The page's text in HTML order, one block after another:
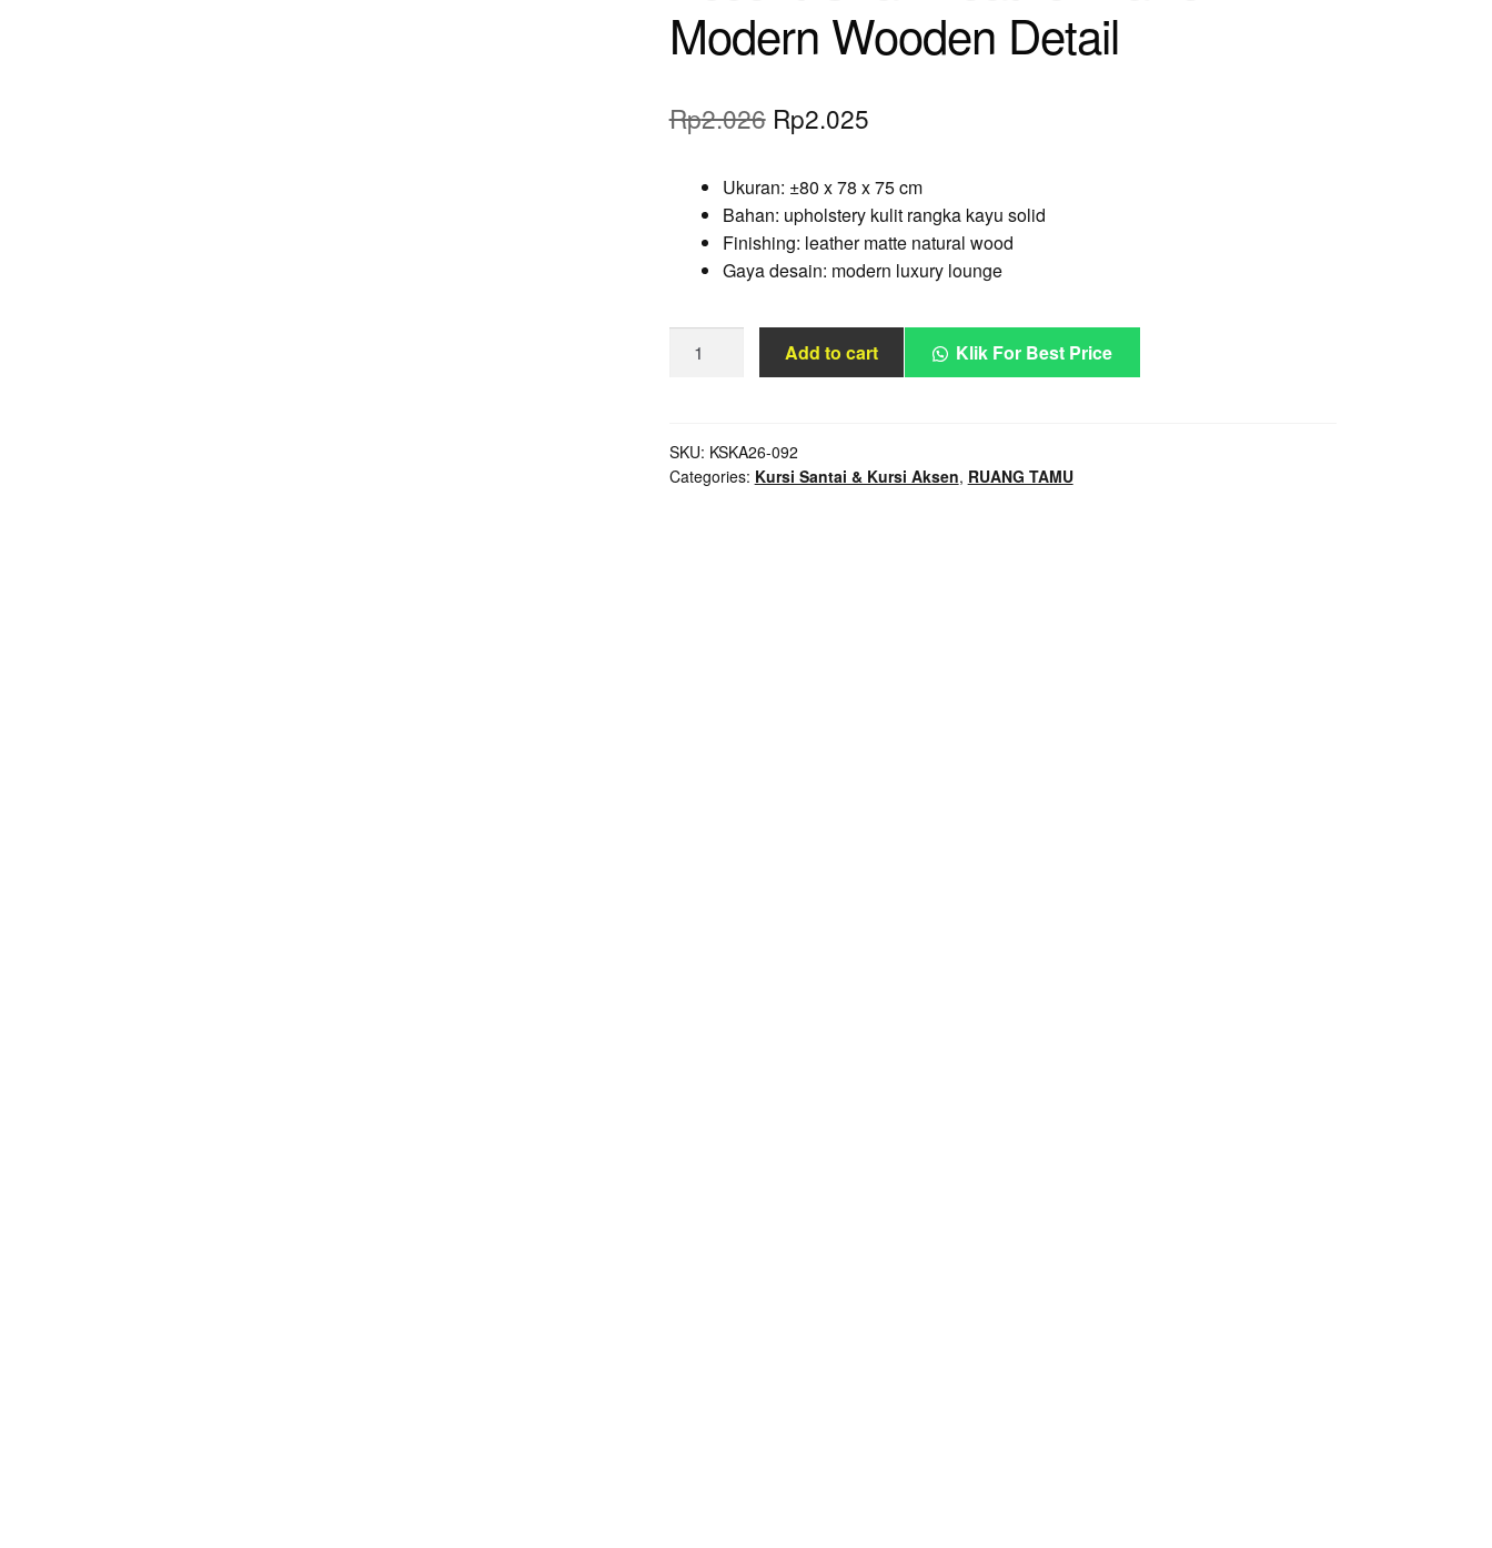
Modern Wooden Detail
Rp2.026 Original
was:
Rp2.026.
Rp2.025Current
is:
Rp2.025.
Ukuran: ±80 x 78 x 75 cm
Bahan: upholstery kulit rangka kayu solid
Finishing: leather matte natural wood
Gaya desain: modern luxury lounge
Chair
Modern
Wooden
Add to cart Klik For Best Price
SKU: KSKA26-092
Categories: Kursi Santai & Kursi Aksen, RUANG TAMU